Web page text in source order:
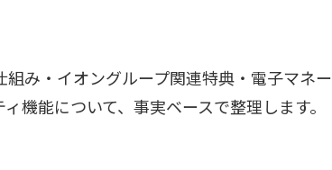
み・イオングループ関連特典・電子マネー
機能について、事実ベースで整理します。